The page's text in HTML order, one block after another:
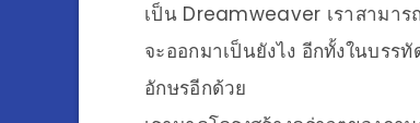
เป็น Dreamweaver เราสามาร
จะออกมาเป็นยังไง อีกทั้งในบรร
อักษรอีกด้วย